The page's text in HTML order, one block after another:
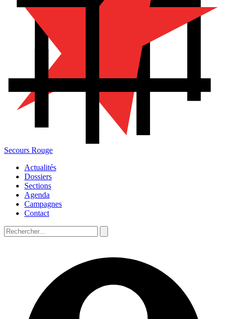
Secours Rouge
Actualités
Dossiers
Sections
Agenda
Campagnes
Contact